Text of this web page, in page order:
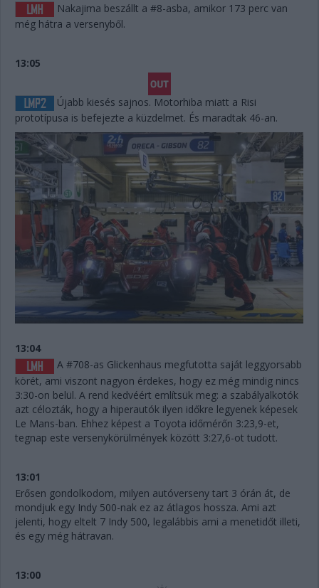
Nakajima beszállt a #8-asba, amikor 173 perc van
még hátra a versenyből.
13:05
Újabb kiesés sajnos. Motorhiba miatt a Risi
prototípusa is befejezte a küzdelmet. És maradtak 46-an.
13:04
A #708-as Glickenhaus megfutotta saját leggyorsabb
körét, ami viszont nagyon érdekes, hogy ez még mindig nincs
3:30-on belül. A rend kedvéért említsük meg: a szabályalkotók
azt célozták, hogy a hiperautók ilyen időkre legyenek képesek
Le Mans-ban. Ehhez képest a Toyota időmérőn 3:23,9-et,
tegnap este versenykörülmények között 3:27,6-ot tudott.
13:01
Erősen gondolkodom, milyen autóverseny tart 3 órán át, de
mondjuk egy Indy 500-nak ez az átlagos hossza. Ami azt
jelenti, hogy eltelt 7 Indy 500, legalábbis ami a menetidőt illeti,
és egy még hátravan.
13:00